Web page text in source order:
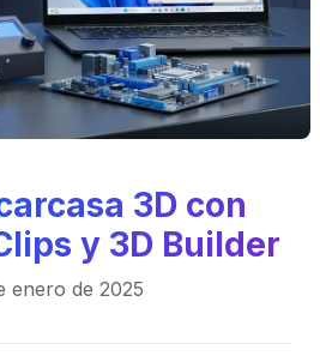
3D con
y 3D Builder
enero de 2025